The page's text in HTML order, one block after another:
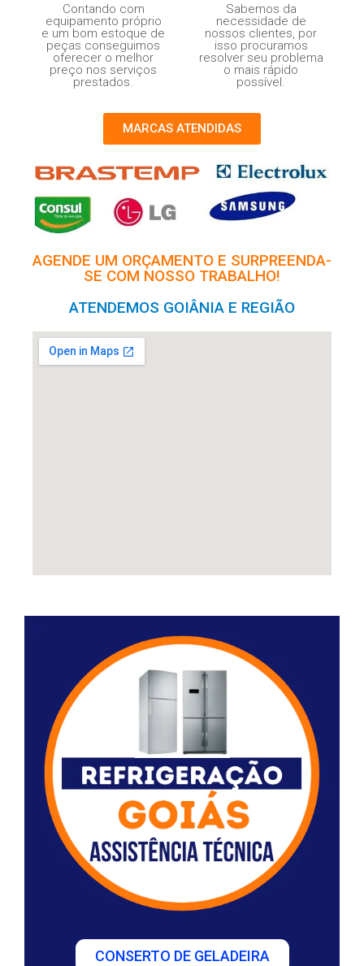
Contando com
equipamento próprio
e um bom estoque de
peças conseguimos
oferecer o melhor
preço nos serviços
prestados.
Sabemos da
necessidade de
nossos clientes, por
isso procuramos
resolver seu problema
o mais rápido
possível.
MARCAS ATENDIDAS
AGENDE UM ORÇAMENTO E SURPREENDA-
SE COM NOSSO TRABALHO!
ATENDEMOS GOIÂNIA E REGIÃO
CONSERTO DE GELADEIRA